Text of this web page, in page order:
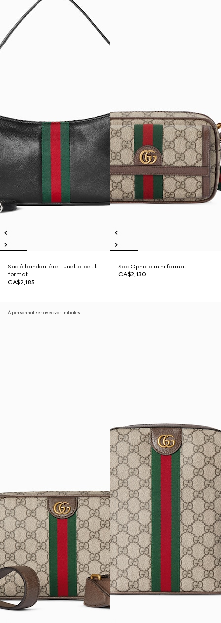
Sac à bandoulière Lunetta petit
format
CA$2,185
Sac Ophidia mini format
CA$2,130
À personnaliser avec vos initiales